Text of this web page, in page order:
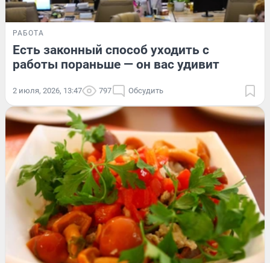
РАБОТА
Есть законный способ уходить с
работы пораньше — он вас удивит
2 июля, 2026, 13:47 797 Обсудить